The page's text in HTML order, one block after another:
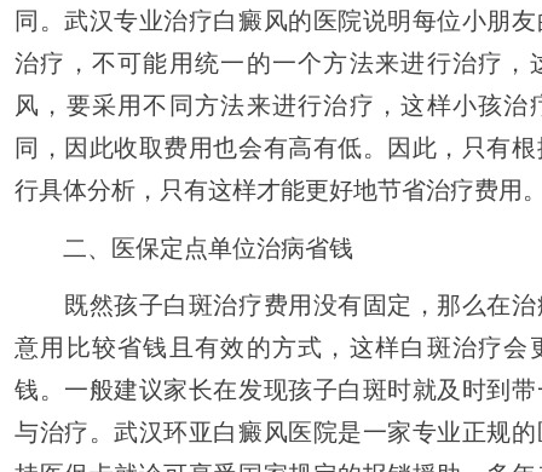
同。武汉专业治疗白癜风的医院说明每位小朋
治疗，不可能用统一的一个方法来进行治疗，
风，要采用不同方法来进行治疗，这样小孩治
同，因此收取费用也会有高有低。因此，只有
行具体分析，只有这样才能更好地节省治疗费用
二、医保定点单位治病省钱
既然孩子白斑治疗费用没有固定，那么在治
意用比较省钱且有效的方式，这样白斑治疗会
钱。一般建议家长在发现孩子白斑时就及时到
与治疗。武汉环亚白癜风医院是一家专业正规